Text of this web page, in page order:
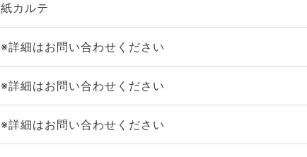
紙カルテ
※詳細はお問い合わせください
※詳細はお問い合わせください
※詳細はお問い合わせください